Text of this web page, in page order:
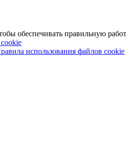
обеспечивать правильную
использования файлов cookie